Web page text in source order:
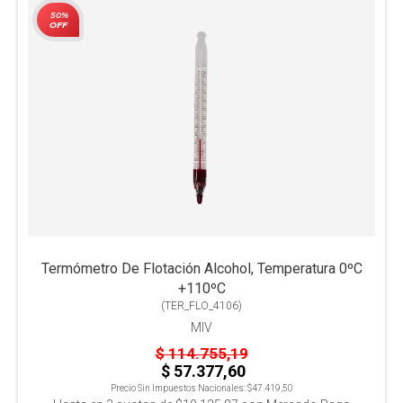
50%
OFF
Termómetro De Flotación Alcohol, Temperatura 0ºC
+110ºC
(TER_FLO_4106)
MIV
$ 114.755,19
$ 57.377,60
Precio Sin Impuestos Nacionales:$47.419,50